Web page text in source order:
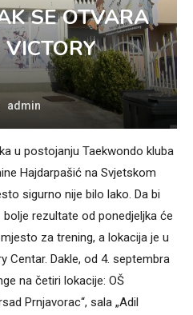
SE OTVARA
admin
u postojanju Taekwondo kluba
Hajdarpašić na Svjetskom
sigurno nije bilo lako. Da bi
rezultate od ponedjeljka će
za trening, a lokacija je u
Centar. Dakle, od 4. septembra
na četiri lokacije: OŠ
Prnjavorac“, sala „Adil